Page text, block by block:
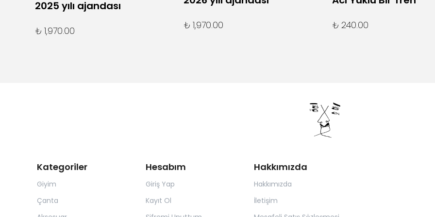
2025 yılı ajandası
₺ 1,970.00 ₺ 1,970.00 ₺ 240.00
Kategoriler
Giyim
Çanta
Hesabım
Giriş Yap
Kayıt Ol
Hakkımızda
Hakkımızda
İletişim